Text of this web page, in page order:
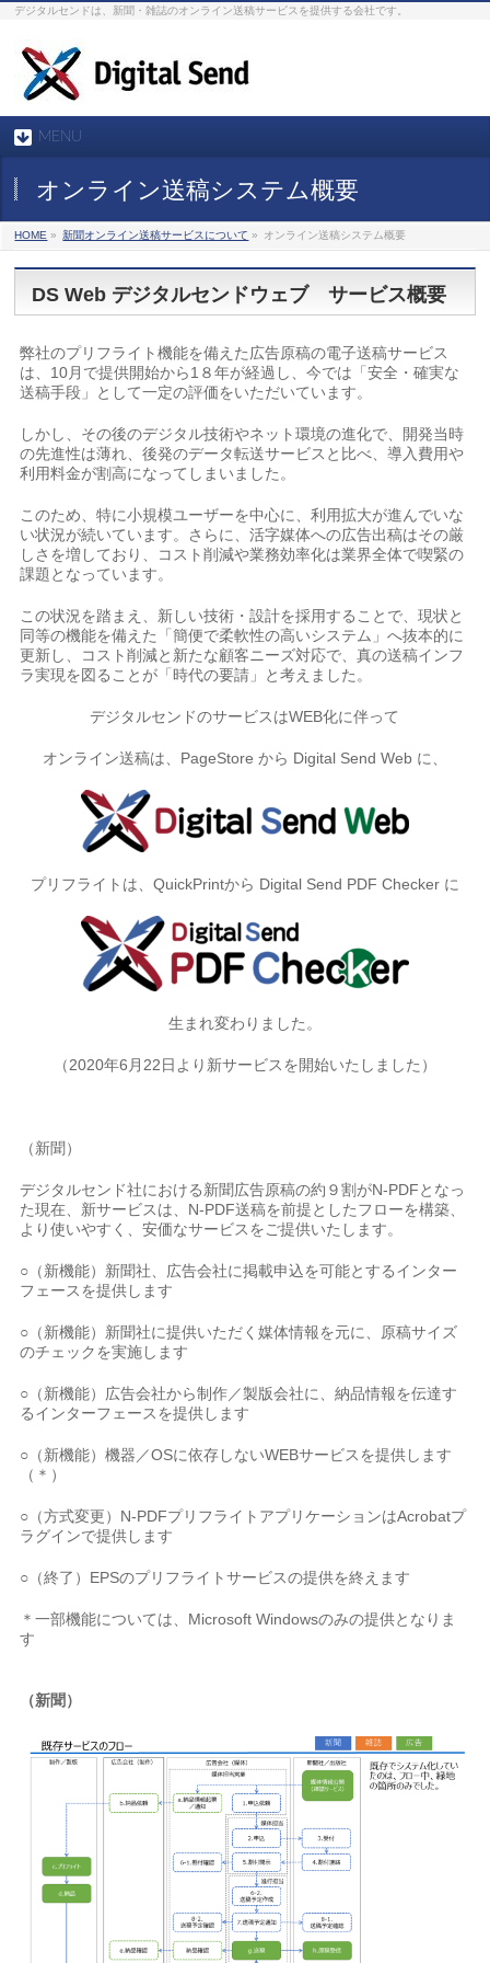
デジタルセンドは、新聞・雑誌のオンライン送稿サービスを提供する会社です。
MENU
オンライン送稿システム概要
HOME » 新聞オンライン送稿サービスについて » オンライン送稿システム概要
DS Web デジタルセンドウェブ サービス概要
弊社のプリフライト機能を備えた広告原稿の電子送稿サービス
は、10月で提供開始から1８年が経過し、今では「安全・確実な
送稿手段」として一定の評価をいただいています。
しかし、その後のデジタル技術やネット環境の進化で、開発当時
の先進性は薄れ、後発のデータ転送サービスと比べ、導入費用や
利用料金が割高になってしまいました。
このため、特に小規模ユーザーを中心に、利用拡大が進んでいな
い状況が続いています。さらに、活字媒体への広告出稿はその厳
しさを増しており、コスト削減や業務効率化は業界全体で喫緊の
課題となっています。
この状況を踏まえ、新しい技術・設計を採用することで、現状と
同等の機能を備えた「簡便で柔軟性の高いシステム」へ抜本的に
更新し、コスト削減と新たな顧客ニーズ対応で、真の送稿インフ
ラ実現を図ることが「時代の要請」と考えました。
デジタルセンドのサービスはWEB化に伴って
オンライン送稿は、PageStore から Digital Send Web に、
プリフライトは、QuickPrintから Digital Send PDF Checker に
生まれ変わりました。
（2020年6月22日より新サービスを開始いたしました）
（新聞）
デジタルセンド社における新聞広告原稿の約９割がN-PDFとなっ
た現在、新サービスは、N-PDF送稿を前提としたフローを構築、
より使いやすく、安価なサービスをご提供いたします。
○（新機能）新聞社、広告会社に掲載申込を可能とするインター
フェースを提供します
○（新機能）新聞社に提供いただく媒体情報を元に、原稿サイズ
のチェックを実施します
○（新機能）広告会社から制作／製版会社に、納品情報を伝達す
るインターフェースを提供します
○（新機能）機器／OSに依存しないWEBサービスを提供します
（＊）
○（方式変更）N-PDFプリフライトアプリケーションはAcrobatプ
ラグインで提供します
○（終了）EPSのプリフライトサービスの提供を終えます
＊一部機能については、Microsoft Windowsのみの提供となりま
す
（新聞）